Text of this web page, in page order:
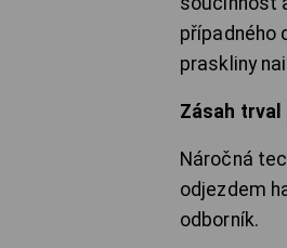
případného
praskliny
Zásah trval
Náročná
odjezdem
odborník.